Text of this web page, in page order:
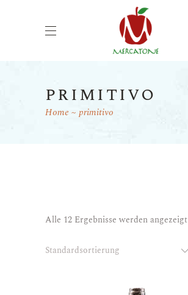
primitivo
Home primitivo
Alle 12 Ergebnisse werden angezeigt
Standardsortierung